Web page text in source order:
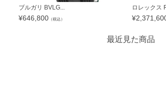
ブルガリ BVLG...
¥646,800 （税込）
ロレックス
¥
最近見た商品